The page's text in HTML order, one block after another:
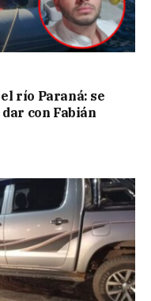
río Paraná: se
con Fabián